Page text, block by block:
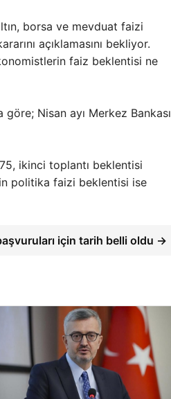
borsa ve mevduat faizi
açıklamasını bekliyor.
faiz beklentisi ne
Nisan ayı Merkez Bankası
ikinci toplantı beklentisi
politika faizi beklentisi ise
için tarih belli oldu →